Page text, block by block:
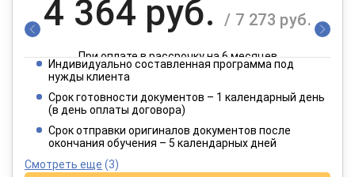
4 364 руб. / 7 273 руб.
При оплате в рассрочку на 6 месяцев
2 182 руб. / 3 637 руб.
При оплате в рассрочку на 12 месяцев
Индивидуально составленная программа под
нужды клиента
Срок готовности документов – 1 календарный день
(в день оплаты договора)
Срок отправки оригиналов документов после
окончания обучения – 5 календарных дней
Смотреть еще (3)